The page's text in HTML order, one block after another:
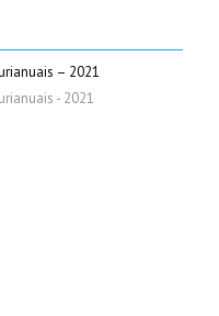
– 2021
- 2021